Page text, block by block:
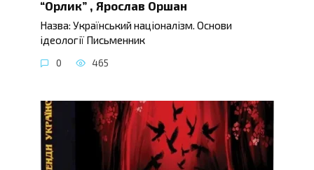
“Орлик” , Ярослав Оршан
Назва: Український націоналізм. Основи
ідеології Письменник
0 465